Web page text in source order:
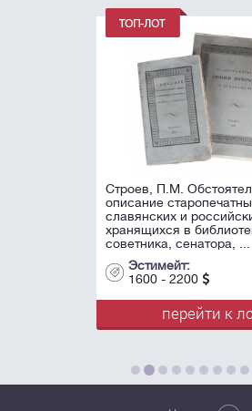
Строев, П.М.
описание старопечатных
славянских и
хранящихся в
советника, сенатора, ...
Эстимейт:
1600 - 2200
перейти к